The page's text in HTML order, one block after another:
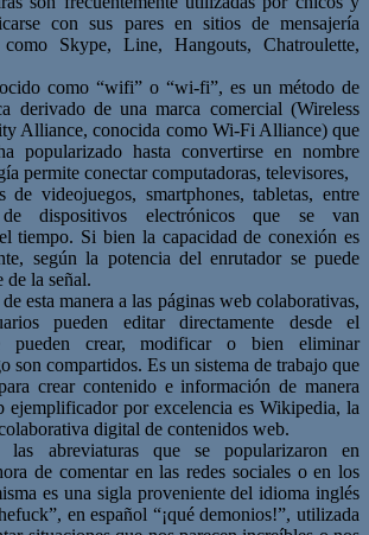
con sus pares en sitios de mensajería
Skype, Line, Hangouts, Chatroulette,
como “wifi” o “wi-fi”, es un método de
derivado de una marca comercial (Wireless
Alliance, conocida como Wi-Fi Alliance) que
popularizado hasta convertirse en nombre
permite conectar computadoras, televisores,
de videojuegos, smartphones, tabletas, entre
dispositivos electrónicos que se van
tiempo. Si bien la capacidad de conexión es
según la potencia del enrutador se puede
de la señal.
esta manera a las páginas web colaborativas,
pueden editar directamente desde el
pueden crear, modificar o bien eliminar
son compartidos. Es un sistema de trabajo que
crear contenido e información de manera
ejemplificador por excelencia es Wikipedia, la
digital de contenidos web.
abreviaturas que se popularizaron en
de comentar en las redes sociales o en los
es una sigla proveniente del idioma inglés
en español “¡qué demonios!”, utilizada